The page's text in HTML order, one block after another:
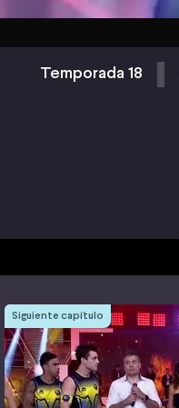
Temporada 18
Siguiente capítulo